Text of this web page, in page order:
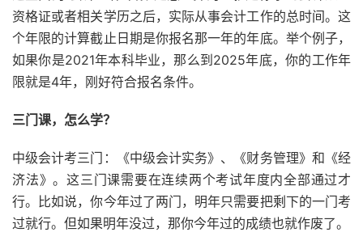
资格证或者相关学历之后，实际从事会计工作的总时间。这
个年限的计算截止日期是你报名那一年的年底。举个例子，
如果你是2021年本科毕业，那么到2025年底，你的工作年
限就是4年，刚好符合报名条件。
三门课，怎么学？
中级会计考三门：《中级会计实务》、《财务管理》和《经
济法》。这三门课需要在连续两个考试年度内全部通过才
行。比如说，你今年过了两门，明年只需要把剩下的一门考
过就行。但如果明年没过，那你今年过的成绩也就作废了。